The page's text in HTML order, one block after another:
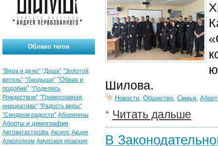
Шилова.
Новости, Общество, Семья,
Читать дальше
В
Облако тегов
"Вера и дело" "Душа" "Золотой
витязь" "Ландыши" "Образ и
подобие" "Поделись
Рождеством" "Православная
инициатива" "Радость веры"
"Синдром радости" Аборигены
Аборты и демография
Автокатастрофа Аксиос Акция
Алкоголизм Амурская епархия